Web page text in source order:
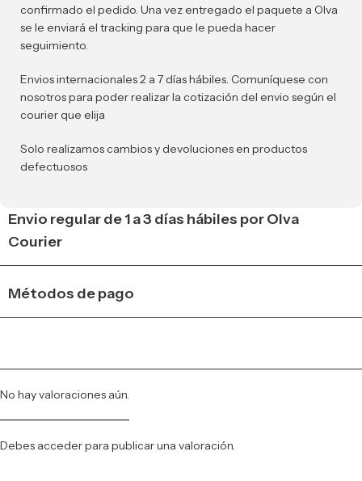
confirmado el pedido. Una vez entregado el paquete a Olva
se le enviará el tracking para que le pueda hacer
seguimiento.
Envios internacionales 2 a 7 días hábiles. Comuníquese con
nosotros para poder realizar la cotización del envio según el
courier que elija
Solo realizamos cambios y devoluciones en productos
defectuosos
Envio regular de 1 a 3 días hábiles por Olva
Courier
Métodos de pago
No hay valoraciones aún.
Debes accederpara publicar una valoración.